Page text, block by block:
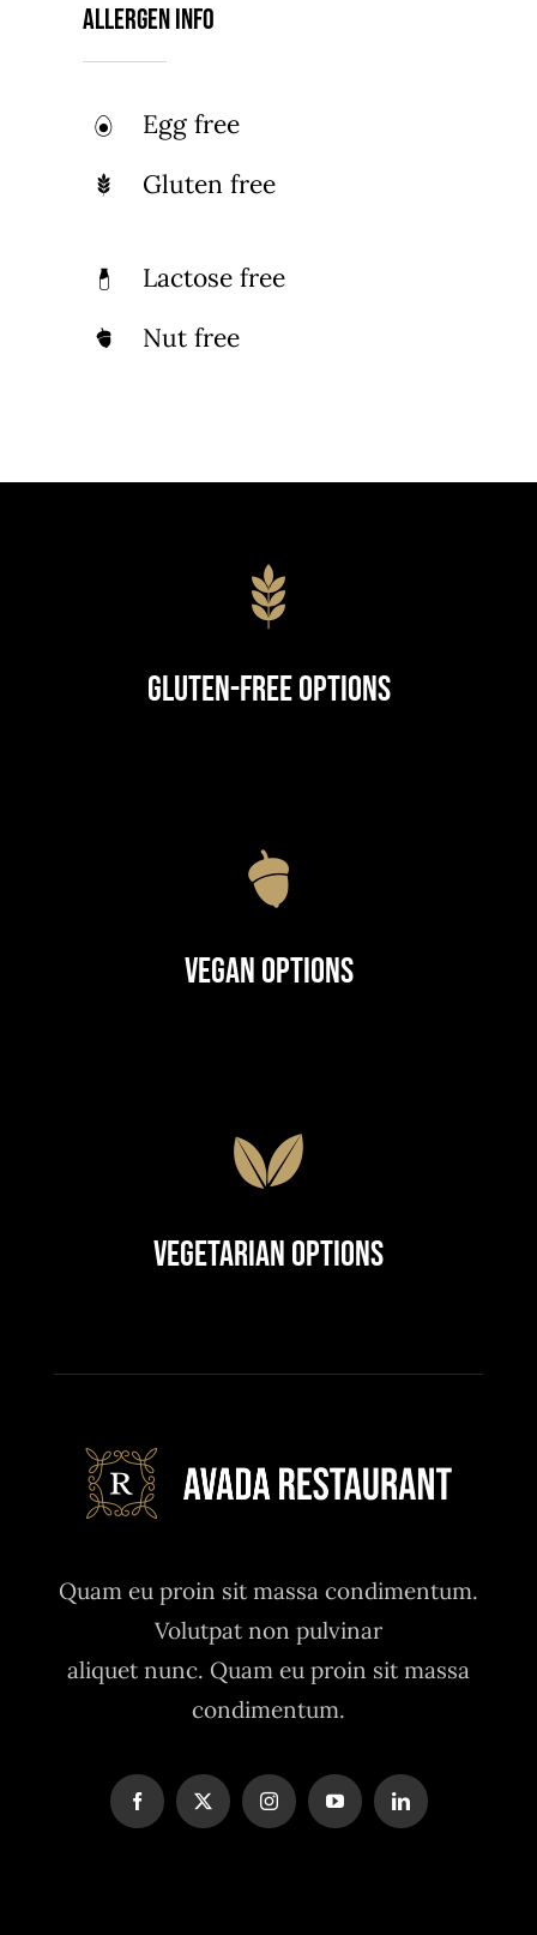
Allergen Info
Egg free
Gluten free
Lactose free
Nut free
Gluten-Free Options
Vegan Options
Vegetarian Options
Quam eu proin sit massa condimentum.
Volutpat non pulvinar
aliquet nunc. Quam eu proin sit massa
condimentum.